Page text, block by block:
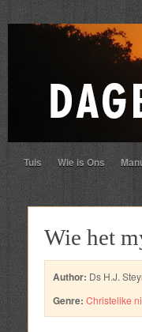
Tuis Wie is Ons
Wie het
Author: Ds H.J.
Genre: Christelike